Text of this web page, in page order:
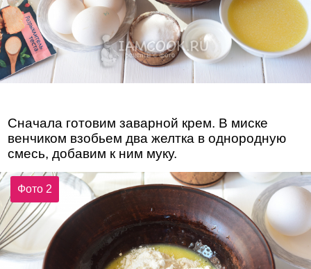
Сначала готовим заварной крем. В миске
венчиком взобьем два желтка в однородную
смесь, добавим к ним муку.
Фото 2